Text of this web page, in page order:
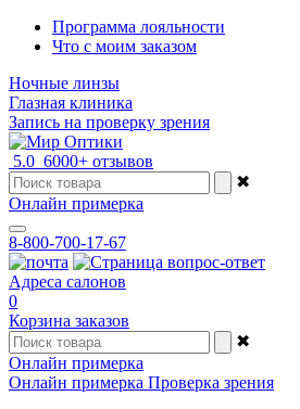
Программа лояльности
Что с моим заказом
Ночные линзы
Глазная клиника
Запись на проверку зрения
5.0 6000+ отзывов
✖
Онлайн примерка
8-800-700-17-67
Адреса салонов
0
Корзина заказов
✖
Онлайн примерка
Онлайн примерка Проверка зрения